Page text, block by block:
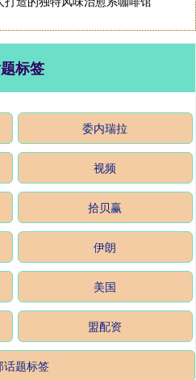
标签
委内瑞拉
视频
拾贝赢
伊朗
美国
盟配资
话题标签